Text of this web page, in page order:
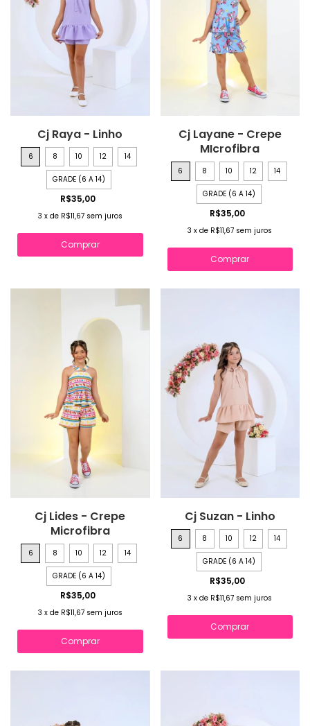
Cj Raya - Linho
6 8 10 12 14
GRADE (6 A 14)
R$35,00
3 x de R$11,67 sem juros
Comprar
Cj Layane - Crepe
MIcrofibra
6 8 10 12 14
GRADE (6 A 14)
R$35,00
3 xde R$11,67 sem juros
Comprar
Cj Lides - Crepe
Microfibra
6 8 10 12 14
GRADE (6 A 14)
R$35,00
3 x de R$11,67 sem juros
Comprar
Cj Suzan - Linho
6 8 10 12 14
GRADE (6 A 14)
R$35,00
3 xde R$11,67 sem juros
Comprar